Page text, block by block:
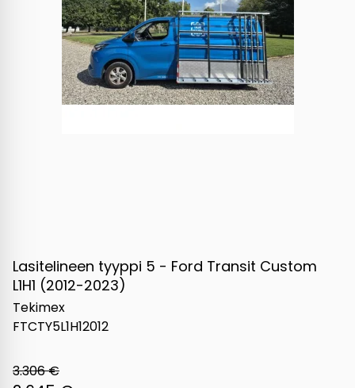
Lasitelineen tyyppi 5 - Ford Transit Custom
L1H1 (2012-2023)
Tekimex
FTCTY5L1H12012
3.306 €